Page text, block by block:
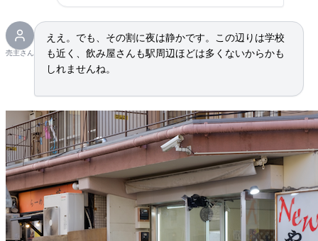
売主さん
ええ。でも、その割に夜は静かです。この辺りは学校
も近く、飲み屋さんも駅周辺ほどは多くないからかも
しれませんね。